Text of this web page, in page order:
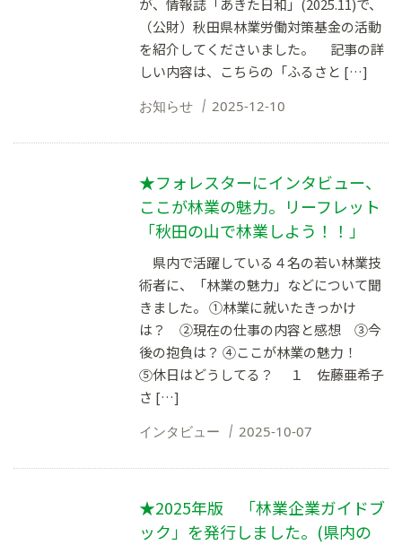
が、情報誌「あきた日和」(2025.11)で、
（公財）秋田県林業労働対策基金の活動
を紹介してくださいました。 記事の詳
しい内容は、こちらの「ふるさと […]
お知らせ 2025-12-10
★フォレスターにインタビュー、
ここが林業の魅力。リーフレット
「秋田の山で林業しよう！！」
県内で活躍している４名の若い林業技
術者に、「林業の魅力」などについて聞
きました。 ①林業に就いたきっかけ
は？ ②現在の仕事の内容と感想 ③今
後の抱負は？ ④ここが林業の魅力！
⑤休日はどうしてる？ １ 佐藤亜希子
さ […]
インタビュー 2025-10-07
★2025年版 「林業企業ガイドブ
ック」を発行しました。(県内の